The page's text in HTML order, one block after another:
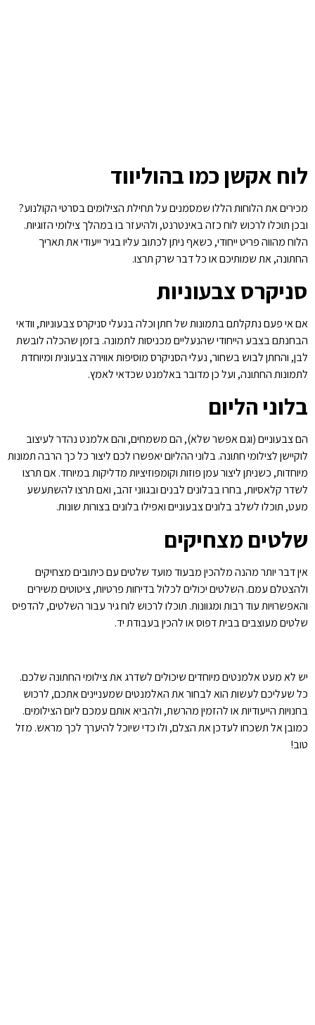
לוח אקשן כמו בהוליווד
מכירים את הלוחות הללו שמסמנים על תחילת הצילומים בסרטי הקולנוע?
ובכן תוכלו לרכוש לוח כזה באינטרנט, ולהיעזר בו במהלך צילומי הזוגיות.
הלוח מהווה פריט ייחודי, כשאף ניתן לכתוב עליו בגיר ייעודי את תאריך
החתונה, את שמותיכם או כל דבר שרק תרצו.
סניקרס צבעוניות
אם אי פעם נתקלתם בתמונות של חתן וכלה בנעלי סניקרס צבעוניות, וודאי
הבחנתם בצבע הייחודי שהנעליים מכניסות לתמונה. בזמן שהכלה לובשת
לבן, והחתן לבוש בשחור, נעלי הסניקרס מוסיפות אווירה צבעונית ומיוחדת
לתמונות החתונה, ועל כן מדובר באלמנט שכדאי לאמץ.
בלוני הליום
הם צבעוניים (וגם אפשר שלא), הם משמחים, והם אלמנט נהדר לעיצוב
לוקיישן לצילומי חתונה. בלוני ההליום יאפשרו לכם ליצור כל כך הרבה תמונות
מיוחדות, כשניתן ליצור עמן פוזות וקומפוזיציות מדליקות במיוחד. אם תרצו
לשדר קלאסיות, בחרו בבלונים לבנים ובגווני זהב, ואם תרצו להשתעשע
מעט, תוכלו לשלב בלונים צבעוניים ואפילו בלונים בצורות שונות.
שלטים מצחיקים
אין דבר יותר מהנה מלהכין מבעוד מועד שלטים עם כיתובים מצחיקים
ולהצטלם עמם. השלטים יכולים לכלול בדיחות פרטיות, ציטוטים משירים
והאפשרויות עוד רבות ומגוונות. תוכלו לרכוש לוח גיר עבור השלטים, להדפיס
שלטים מעוצבים בבית דפוס או להכין בעבודת יד.
יש לא מעט אלמנטים מיוחדים שיכולים לשדרג את צילומי החתונה שלכם.
כל שעליכם לעשות הוא לבחור את האלמנטים שמעניינים אתכם, לרכוש
בחנויות הייעודיות או להזמין מהרשת, ולהביא אותם עמכם ליום הצילומים.
כמובן אל תשכחו לעדכן את הצלם, ולו כדי שיוכל להיערך לכך מראש. מזל
טוב!